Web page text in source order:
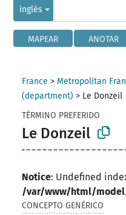
inglés
MAPEAR ANOTAR
France > Metropolitan
(department) > Le Donzeil
TÉRMINO PREFERIDO
Le Donzeil
Notice: Undefined
/var/www/html/
CONCEPTO GENÉRICO